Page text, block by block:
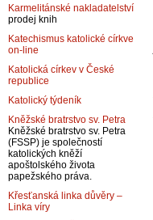
Karmelitánské nakladatelství
prodej knih
Katechismus katolické církve
on-line
Katolická církev v České
republice
Katolický týdeník
Kněžské bratrstvo sv. Petra
Kněžské bratrstvo sv. Petra
(FSSP) je společností
katolických kněží
apoštolského života
papežského práva.
Křesťanská linka důvěry –
Linka víry